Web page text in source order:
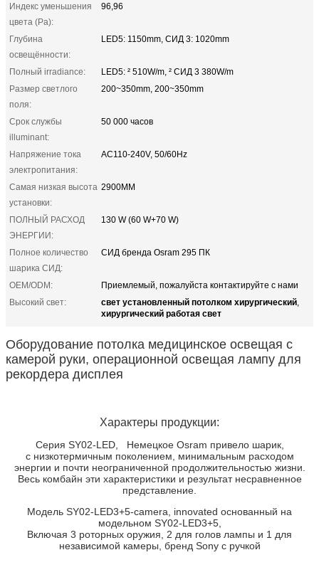
Индекс уменьшения
цвета (Ра):
96,96
Глубина
освещённости:
LED5: 1150mm, СИД 3: 1020mm
Полный irradiance:
LED5: ² 510W/m, ² СИД 3 380W/m
Размер светлого
поля:
200~350mm, 200~350mm
Срок службы
illuminant:
50 000 часов
Напряжение тока
электропитания:
AC110-240V, 50/60Hz
Самая низкая высота
установки:
2900MM
ПОЛНЫЙ РАСХОД
ЭНЕРГИИ:
130 W (60 W+70 W)
Полное количество
шарика СИД:
СИД бренда Osram 295 ПК
OEM/ODM:
Приемлемый, пожалуйста контактируйте с нами
Высокий свет:
свет установленный потолком хирургический,
хирургический работая свет
Оборудование потолка медицинское освещая с
камерой руки, операционной освещая лампу для
рекордера дисплея
Характеры продукции:
Серия SY02-LED, Немецкое Osram привело шарик,
с низкотермичным поколением, минимальным расходом
энергии и почти неограниченной продолжительностью жизни.
Весь комбайн эти характеристики и результат несравненное
представление.
Модель SY02-LED3+5-camera, innovated основанный на
модельном SY02-LED3+5,
Включая 3 роторных оружия, 2 для голов лампы и 1 для
независимой камеры, бренд Sony с ручкой